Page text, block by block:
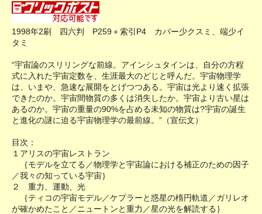
1998年2刷 四六判 P259＋索引P4 カバー少クスミ、端少イ
タミ
“宇宙論のスリリングな前線。アインシュタインは、自分の方程
式に入れた宇宙定数を、生涯最大のどじと呼んだ。宇宙物理学
は、いまや、急速な展開をとげつつある。宇宙は光より速く拡張
できたのか。宇宙間物質の多くは消失したか。宇宙より古い星は
あるのか。宇宙の重量の90%を占める未知の物質は?宇宙の誕生
と進化の謎に迫る宇宙物理学の最前線。”（宣伝文）
目次：
１アリスの宇宙レストラン
｛モデルを立てる／物理学と宇宙論における補正のための因子
／我々の知っている宇宙｝
２ 重力、運動、光
｛ティコの宇宙モデル／ケプラーと惑星の楕円軌道／ガリレオ
が確かめたこと／ニュートンと重力／星の光を解読する｝